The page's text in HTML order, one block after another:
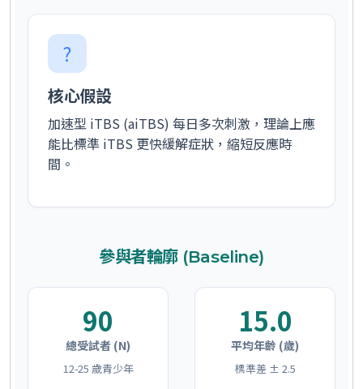
?
核心假設
加速型 iTBS (aiTBS) 每日多次刺激，理論上應
能比標準 iTBS 更快緩解症狀，縮短反應時
間。
參與者輪廓 (Baseline)
90
總受試者 (N)
12-25 歲青少年
15.0
平均年齡 (歲)
標準差 ± 2.5